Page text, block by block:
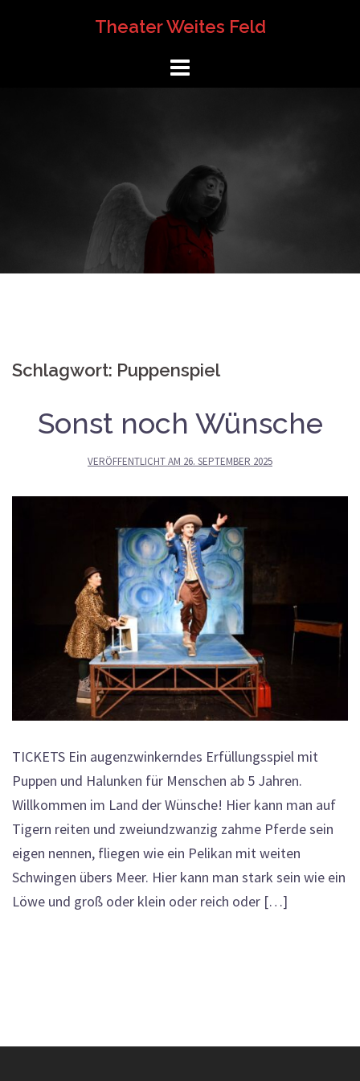
Theater Weites Feld
Schlagwort: Puppenspiel
Sonst noch Wünsche
VERÖFFENTLICHT AM 26. SEPTEMBER 2025
TICKETS Ein augenzwinkerndes Erfüllungsspiel mit
Puppen und Halunken für Menschen ab 5 Jahren.
Willkommen im Land der Wünsche! Hier kann man auf
Tigern reiten und zweiundzwanzig zahme Pferde sein
eigen nennen, fliegen wie ein Pelikan mit weiten
Schwingen übers Meer. Hier kann man stark sein wie ein
Löwe und groß oder klein oder reich oder […]